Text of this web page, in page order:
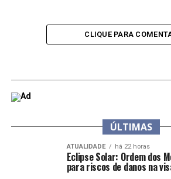
CLIQUE PARA
ÚLTIMAS
ATUALIDADE há 22 horas
Eclipse Solar: Ordem dos
para riscos de danos na